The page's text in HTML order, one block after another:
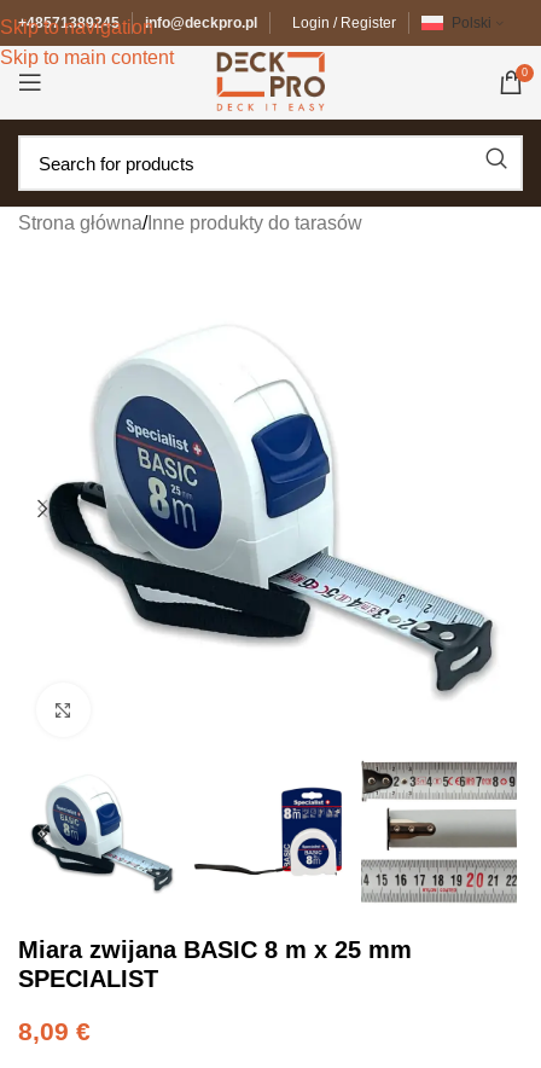
Skip to navigation
Skip to main content
+48571389245 info@deckpro.pl Login / Register Polski
0
Strona główna/Inne produkty do tarasów
Miara zwijana BASIC 8 m x 25 mm
SPECIALIST
8,09 €